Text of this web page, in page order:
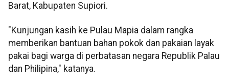
Barat, Kabupaten Supiori.
"Kunjungan kasih ke Pulau Mapia dalam rangka
memberikan bantuan bahan pokok dan pakaian layak
pakai bagi warga di perbatasan negara Republik Palau
dan Philipina," katanya.